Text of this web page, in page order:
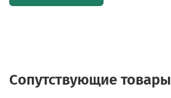
Сопутствующие товары